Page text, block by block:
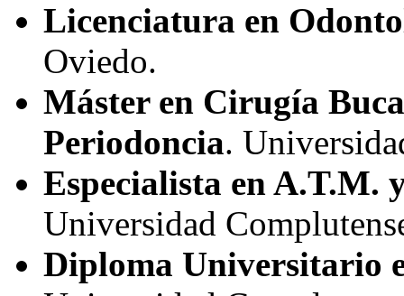
Licenciatura en
Oviedo.
Máster en Cirugía
Periodoncia.
Especialista en A.T.M.
Universidad
Diploma Universitario